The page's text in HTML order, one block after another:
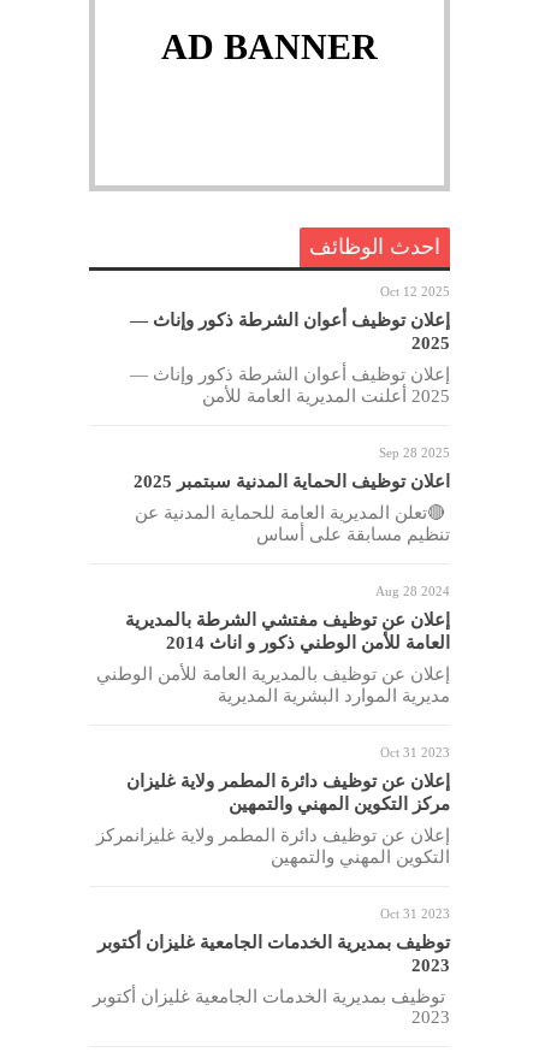
AD BANNER
احدث الوظائف
Oct 12 2025
إعلان توظيف أعوان الشرطة ذكور وإناث —
2025
إعلان توظيف أعوان الشرطة ذكور وإناث —
2025 أعلنت المديرية العامة للأمن
Sep 28 2025
اعلان توظيف الحماية المدنية سبتمبر 2025
🔴تعلن المديرية العامة للحماية المدنية عن
تنظيم مسابقة على أساس
Aug 28 2024
إعلان عن توظيف مفتشي الشرطة بالمديرية
العامة للأمن الوطني ذكور و اناث 2014
إعلان عن توظيف بالمديرية العامة للأمن الوطني
مديرية الموارد البشرية المديرية
Oct 31 2023
إعلان عن توظيف دائرة المطمر ولاية غليزان
مركز التكوين المهني والتمهين
إعلان عن توظيف دائرة المطمر ولاية غليزانمركز
التكوين المهني والتمهين
Oct 31 2023
توظيف بمديرية الخدمات الجامعية غليزان أكتوبر
2023
توظيف بمديرية الخدمات الجامعية غليزان أكتوبر
2023